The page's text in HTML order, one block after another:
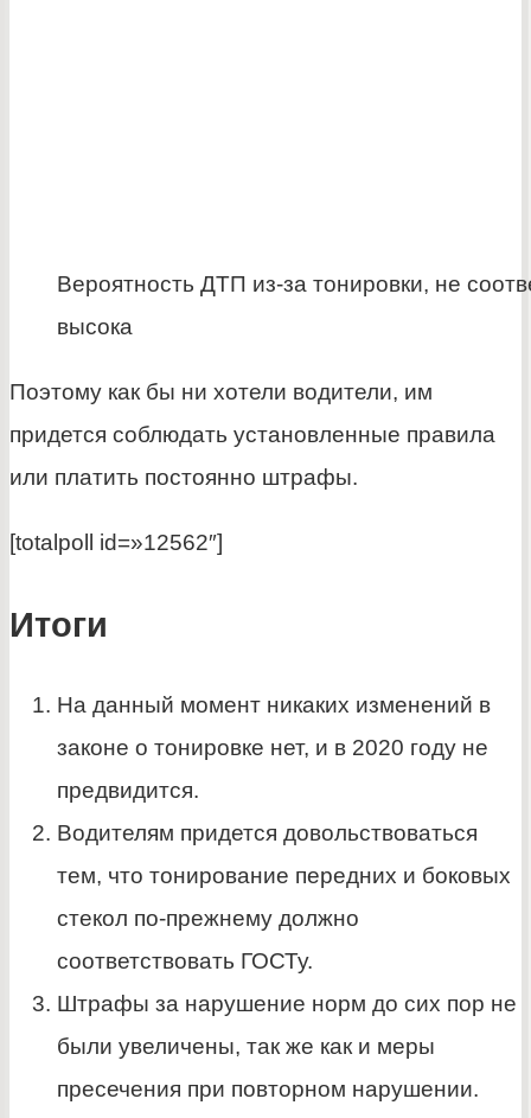
Вероятность ДТП из-за тонировки, не
высока
Поэтому как бы ни хотели водители, им
придется соблюдать установленные правила
или платить постоянно штрафы.
[totalpoll id=»12562″]
Итоги
На данный момент никаких изменений в
законе о тонировке нет, и в 2020 году не
предвидится.
Водителям придется довольствоваться
тем, что тонирование передних и боковых
стекол по-прежнему должно
соответствовать ГОСТу.
Штрафы за нарушение норм до сих пор не
были увеличены, так же как и меры
пресечения при повторном нарушении.